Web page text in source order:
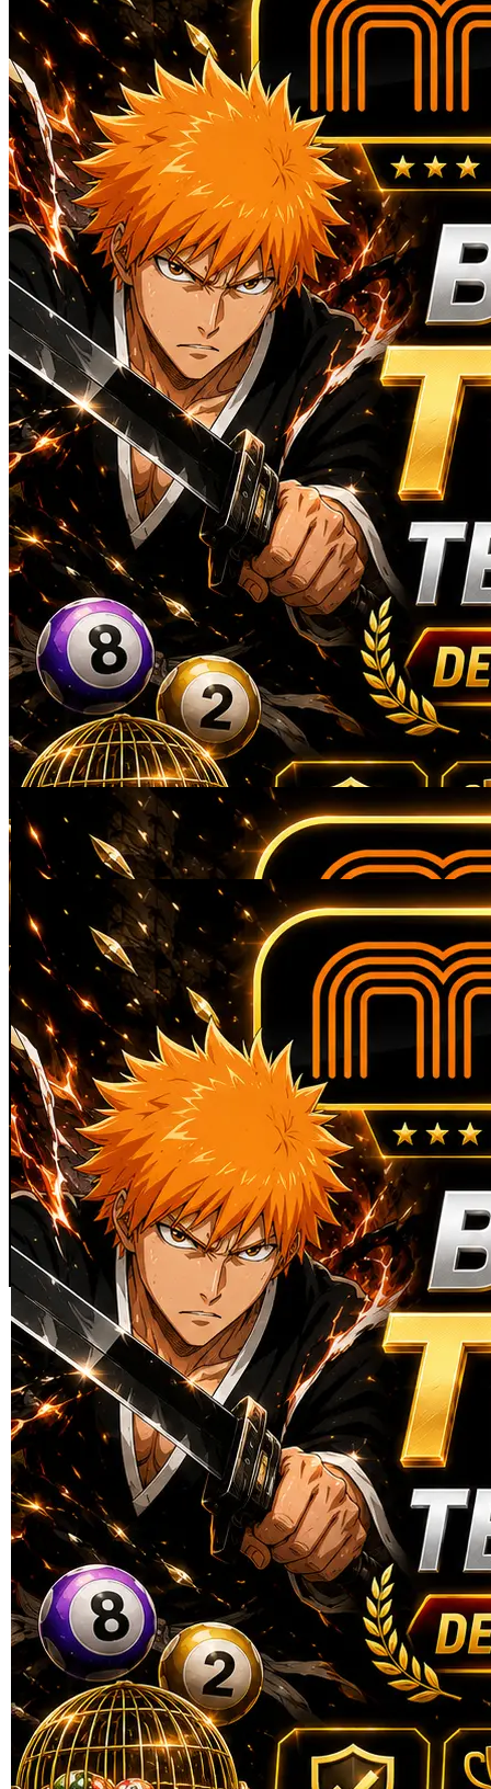
Skip to the beginning of the images gallery
MIOTOTO
MIOTOTO | Bandar Togel
Terpercaya Dengan Lisensi
Resmi
TOGEL ONLINE
2514-H1N03621452